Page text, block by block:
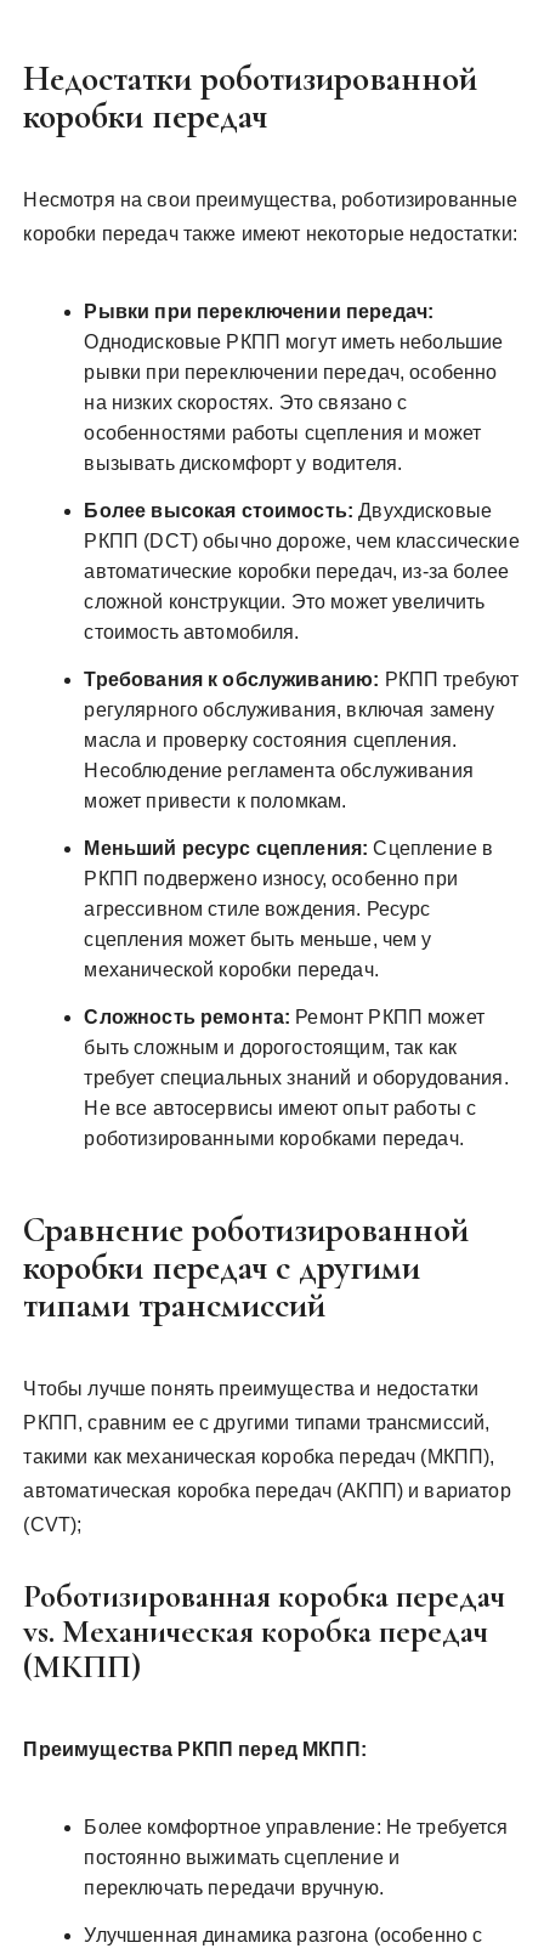
Недостатки роботизированной
коробки передач
Несмотря на свои преимущества, роботизированные
коробки передач также имеют некоторые недостатки:
Рывки при переключении передач:
Однодисковые РКПП могут иметь небольшие
рывки при переключении передач, особенно
на низких скоростях. Это связано с
особенностями работы сцепления и может
вызывать дискомфорт у водителя.
Более высокая стоимость: Двухдисковые
РКПП (DCT) обычно дороже, чем классические
автоматические коробки передач, из-за более
сложной конструкции. Это может увеличить
стоимость автомобиля.
Требования к обслуживанию: РКПП требуют
регулярного обслуживания, включая замену
масла и проверку состояния сцепления.
Несоблюдение регламента обслуживания
может привести к поломкам.
Меньший ресурс сцепления: Сцепление в
РКПП подвержено износу, особенно при
агрессивном стиле вождения. Ресурс
сцепления может быть меньше, чем у
механической коробки передач.
Сложность ремонта: Ремонт РКПП может
быть сложным и дорогостоящим, так как
требует специальных знаний и оборудования.
Не все автосервисы имеют опыт работы с
роботизированными коробками передач.
Сравнение роботизированной
коробки передач с другими
типами трансмиссий
Чтобы лучше понять преимущества и недостатки
РКПП, сравним ее с другими типами трансмиссий,
такими как механическая коробка передач (МКПП),
автоматическая коробка передач (АКПП) и вариатор
(CVT);
Роботизированная коробка передач
vs. Механическая коробка передач
(МКПП)
Преимущества РКПП перед МКПП:
Более комфортное управление: Не требуется
постоянно выжимать сцепление и
переключать передачи вручную.
Улучшенная динамика разгона (особенно с